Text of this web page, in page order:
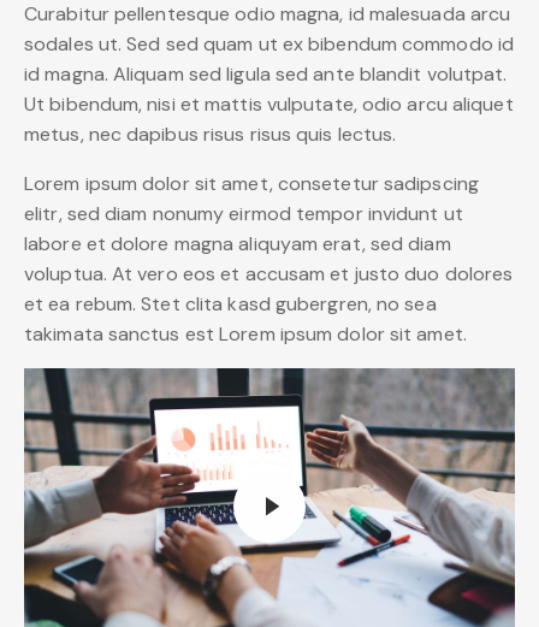
Curabitur pellentesque odio magna, id malesuada arcu
sodales ut. Sed sed quam ut ex bibendum commodo id
id magna. Aliquam sed ligula sed ante blandit volutpat.
Ut bibendum, nisi et mattis vulputate, odio arcu aliquet
metus, nec dapibus risus risus quis lectus.
Lorem ipsum dolor sit amet, consetetur sadipscing
elitr, sed diam nonumy eirmod tempor invidunt ut
labore et dolore magna aliquyam erat, sed diam
voluptua. At vero eos et accusam et justo duo dolores
et ea rebum. Stet clita kasd gubergren, no sea
takimata sanctus est Lorem ipsum dolor sit amet.